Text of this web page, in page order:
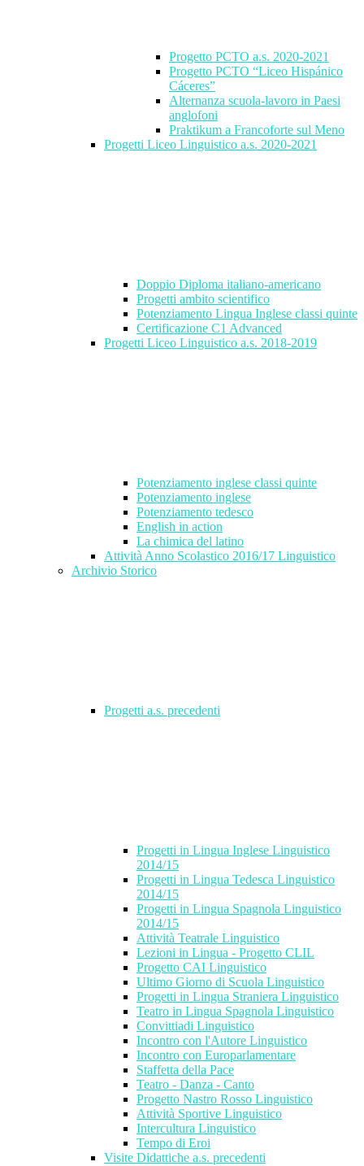
Progetto PCTO a.s. 2020-2021
Progetto PCTO “Liceo Hispánico
Cáceres”
Alternanza scuola-lavoro in Paesi
anglofoni
Praktikum a Francoforte sul Meno
Progetti Liceo Linguistico a.s. 2020-2021
Doppio Diploma italiano-americano
Progetti ambito scientifico
Potenziamento Lingua Inglese classi quinte
Certificazione C1 Advanced
Progetti Liceo Linguistico a.s. 2018-2019
Potenziamento inglese classi quinte
Potenziamento inglese
Potenziamento tedesco
English in action
La chimica del latino
Attività Anno Scolastico 2016/17 Linguistico
Archivio Storico
Progetti a.s. precedenti
Progetti in Lingua Inglese Linguistico
2014/15
Progetti in Lingua Tedesca Linguistico
2014/15
Progetti in Lingua Spagnola Linguistico
2014/15
Attività Teatrale Linguistico
Lezioni in Lingua - Progetto CLIL
Progetto CAI Linguistico
Ultimo Giorno di Scuola Linguistico
Progetti in Lingua Straniera Linguistico
Teatro in Lingua Spagnola Linguistico
Convittiadi Linguistico
Incontro con l'Autore Linguistico
Incontro con Europarlamentare
Staffetta della Pace
Teatro - Danza - Canto
Progetto Nastro Rosso Linguistico
Attività Sportive Linguistico
Intercultura Linguistico
Tempo di Eroi
Visite Didattiche a.s. precedenti